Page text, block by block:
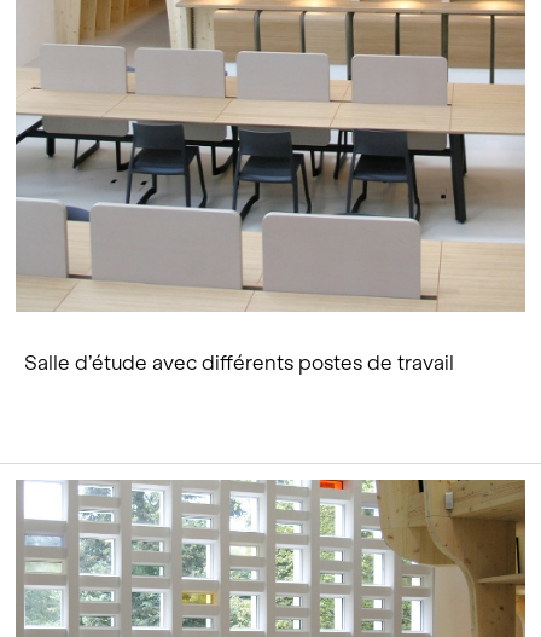
Salle d’étude avec différents postes de travail